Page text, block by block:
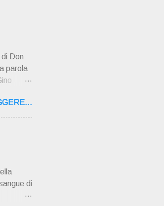
Don
parola
Tel.
di